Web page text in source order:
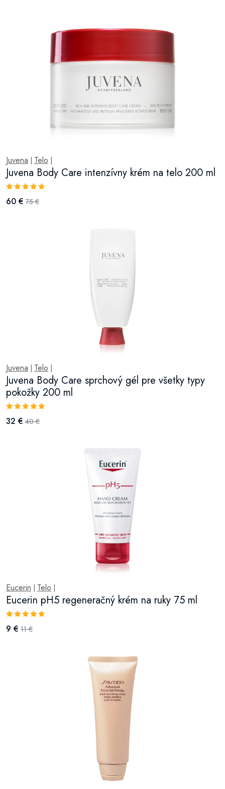
Juvena Telo
Juvena Body Care intenzívny krém na telo 200 ml
60 € 75 €
Juvena Telo
Juvena Body Care sprchový gél pre všetky typy
pokožky 200 ml
32 € 40 €
Eucerin Telo
Eucerin pH5 regeneračný krém na ruky 75 ml
9 € 11 €